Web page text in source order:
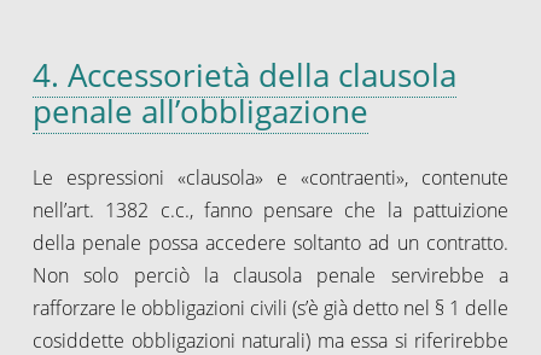
4. Accessorietà della clausola
penale all’obbligazione
Le espressioni «clausola» e «contraenti», contenute
nell’art. 1382 c.c., fanno pensare che la pattuizione
della penale possa accedere soltanto ad un contratto.
Non solo perciò la clausola penale servirebbe a
rafforzare le obbligazioni civili (s’è già detto nel § 1 delle
cosiddette obbligazioni naturali) ma essa si riferirebbe